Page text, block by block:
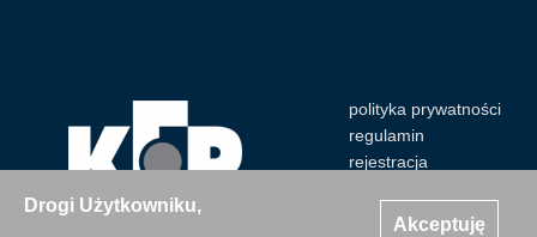
Akceptuję
Drogi Użytkowniku,
polityka prywatności
regulamin
rejestracja